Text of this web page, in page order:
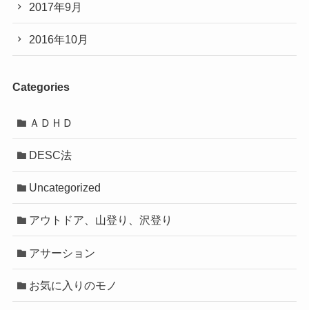
2017年9月
2016年10月
Categories
ＡＤＨＤ
DESC法
Uncategorized
アウトドア、山登り、沢登り
アサーション
お気に入りのモノ